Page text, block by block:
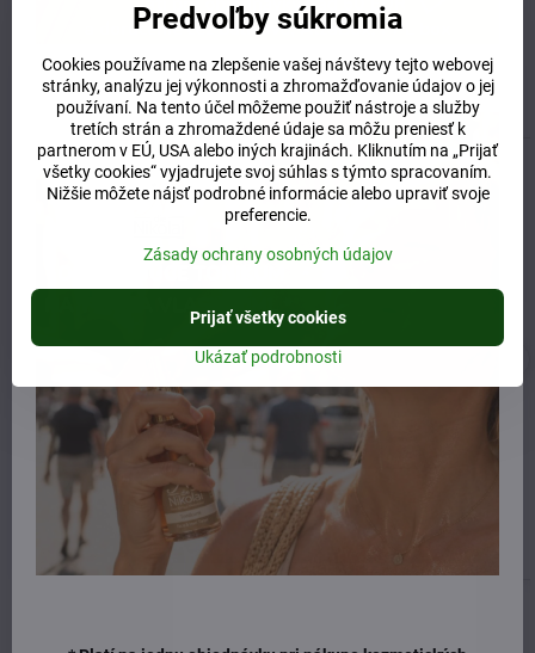
Predchádzajúci produkt Nasledujúci produkt
Súvisiaci produkt
Provida sérum s Bachovými
esenciami pre mladú pleť
30ml
Skladom
Do košíka
Provida čistiace mlieko s
Bachovými esenciami pre
Skladom
Predvoľby súkromia
Cookies používame na zlepšenie vašej návštevy tejto webovej
stránky, analýzu jej výkonnosti a zhromažďovanie údajov o jej
používaní. Na tento účel môžeme použiť nástroje a služby
tretích strán a zhromaždené údaje sa môžu preniesť k
partnerom v EÚ, USA alebo iných krajinách. Kliknutím na „Prijať
všetky cookies“ vyjadrujete svoj súhlas s týmto spracovaním.
Nižšie môžete nájsť podrobné informácie alebo upraviť svoje
preferencie.
Zásady ochrany osobných údajov
Ukázať podrobnosti
Prijať všetky cookies